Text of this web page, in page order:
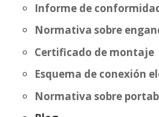
Informe de
Normativa sobre
Certificado de montaje
Esquema de conexión
Normativa sobre